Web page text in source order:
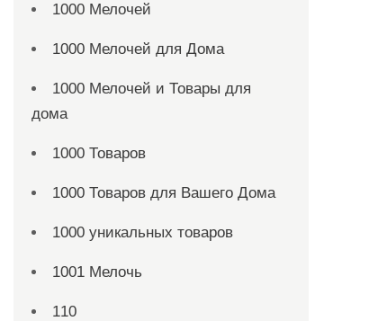
1000 Мелочей
1000 Мелочей для Дома
1000 Мелочей и Товары для
дома
1000 Товаров
1000 Товаров для Вашего Дома
1000 уникальных товаров
1001 Мелочь
110